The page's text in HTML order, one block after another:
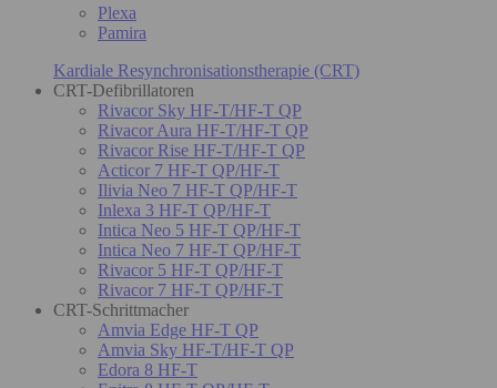
Plexa
Pamira
Kardiale Resynchronisationstherapie (CRT)
CRT-Defibrillatoren
Rivacor Sky HF-T/HF-T QP
Rivacor Aura HF-T/HF-T QP
Rivacor Rise HF-T/HF-T QP
Acticor 7 HF-T QP/HF-T
Ilivia Neo 7 HF-T QP/HF-T
Inlexa 3 HF-T QP/HF-T
Intica Neo 5 HF-T QP/HF-T
Intica Neo 7 HF-T QP/HF-T
Rivacor 5 HF-T QP/HF-T
Rivacor 7 HF-T QP/HF-T
CRT-Schrittmacher
Amvia Edge HF-T QP
Amvia Sky HF-T/HF-T QP
Edora 8 HF-T